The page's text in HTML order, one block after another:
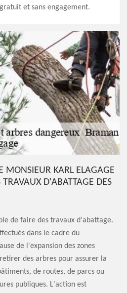
et sans engagement.
MONSIEUR KARL ELAGAGE
TRAVAUX D'ABATTAGE DES
de faire des travaux d'abattage.
dans le cadre du
de l'expansion des zones
des arbres pour assurer la
de routes, de parcs ou
publiques. L'action est